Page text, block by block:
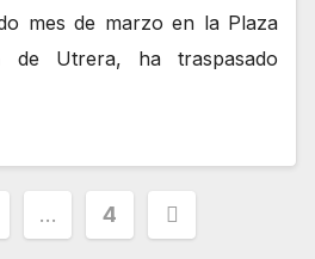
mes de marzo en la Plaza
de Utrera, ha traspasado
… 4